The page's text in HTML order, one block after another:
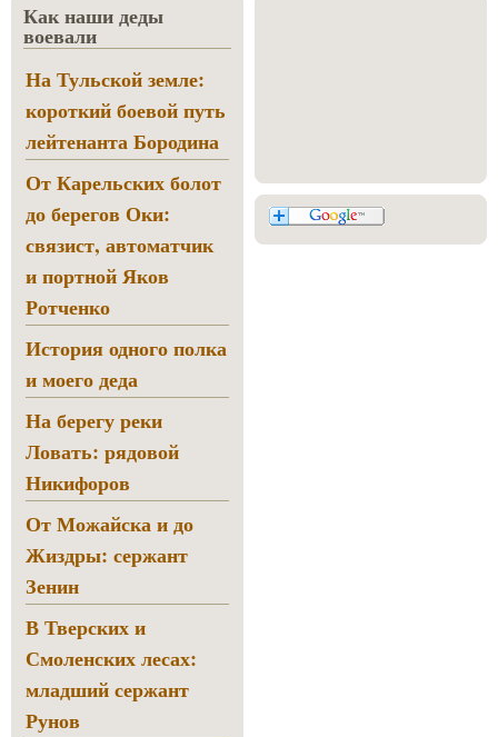
Как наши деды
воевали
На Тульской земле:
короткий боевой путь
лейтенанта Бородина
От Карельских болот
до берегов Оки:
связист, автоматчик
и портной Яков
Ротченко
История одного полка
и моего деда
На берегу реки
Ловать: рядовой
Никифоров
От Можайска и до
Жиздры: сержант
Зенин
В Тверских и
Смоленских лесах:
младший сержант
Рунов